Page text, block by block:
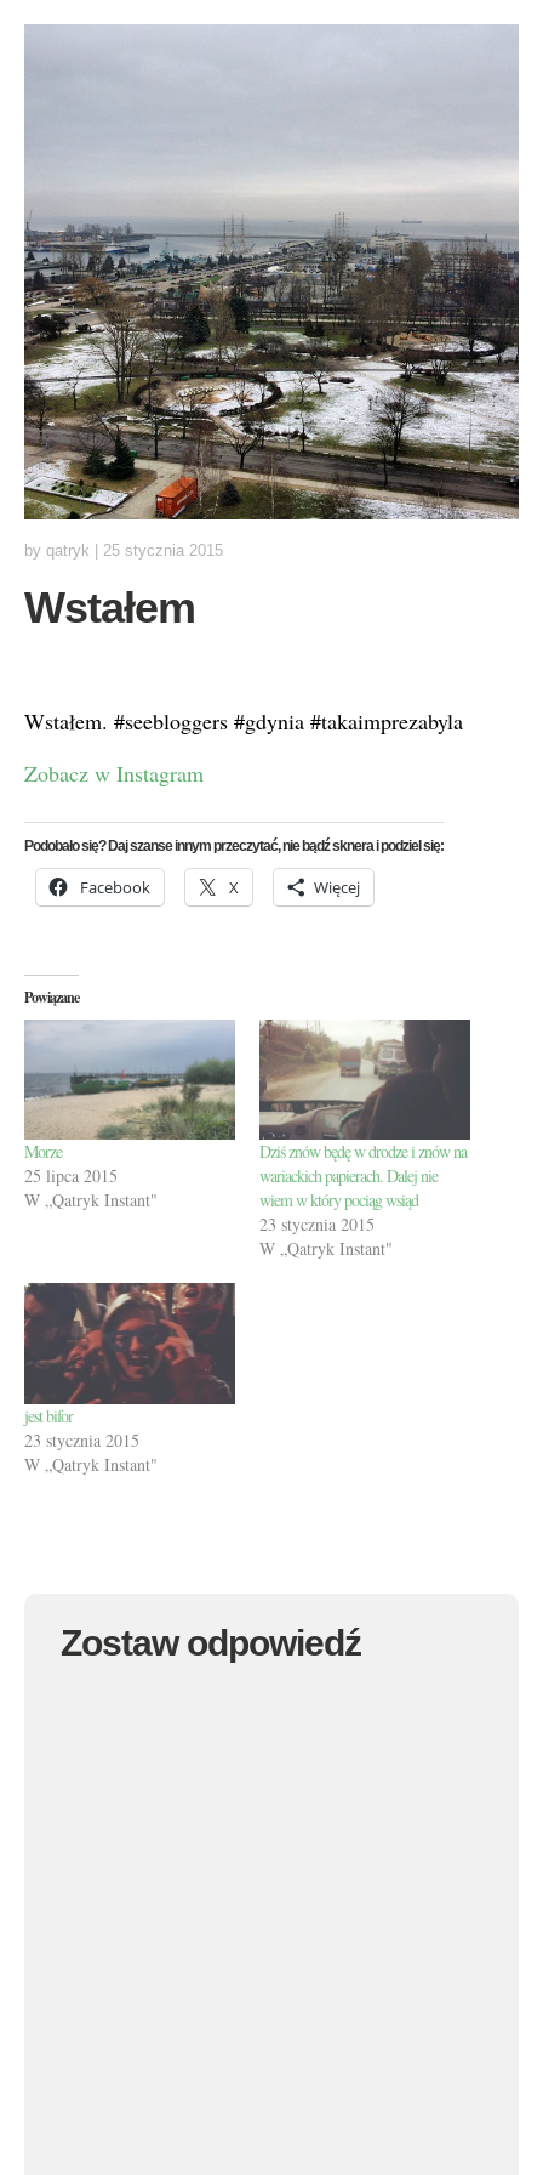
by qatryk 25 stycznia 2015
Wstałem
Wstałem. #seebloggers #gdynia #takaimprezabyla
Zobacz w Instagram
Podobało się? Daj szanse innym przeczytać, nie bądź sknera i podziel się:
Facebook X Więcej
Powiązane
Morze
25 lipca 2015
W „Qatryk Instant"
Dziś znów będę w drodze i znów na
wariackich papierach. Dalej nie
wiem w który pociąg wsiąd
23 stycznia 2015
W „Qatryk Instant"
jest bifor
23 stycznia 2015
W „Qatryk Instant"
Zostaw odpowiedź